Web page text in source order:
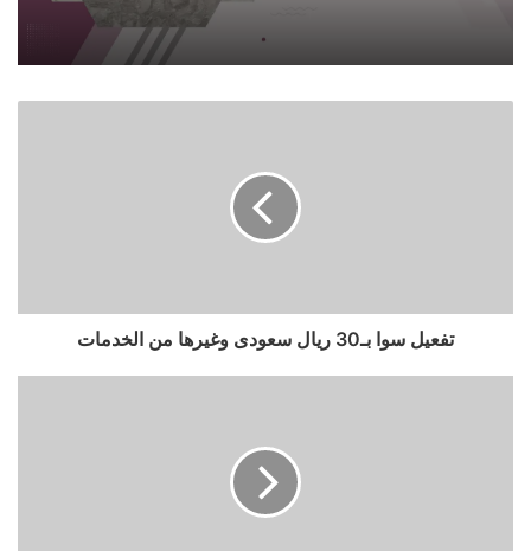
تفعيل سوا بـ30 ريال سعودى وغيرها من الخدمات